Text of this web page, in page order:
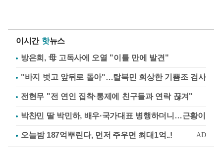
이시간 핫뉴스
방은희, 母 고독사에 오열 "이틀 만에 발견"
"바지 벗고 앞뒤로 돌아"…탈북민 회상한 기쁨조 검사
전현무 "전 연인 집착·통제에 친구들과 연락 끊겨"
박찬민 딸 박민하, 배우·국가대표 병행하더니…근황이